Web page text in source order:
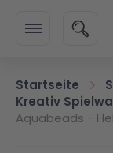
SUCHE
Startseite
Kreativ
Aquabeads -